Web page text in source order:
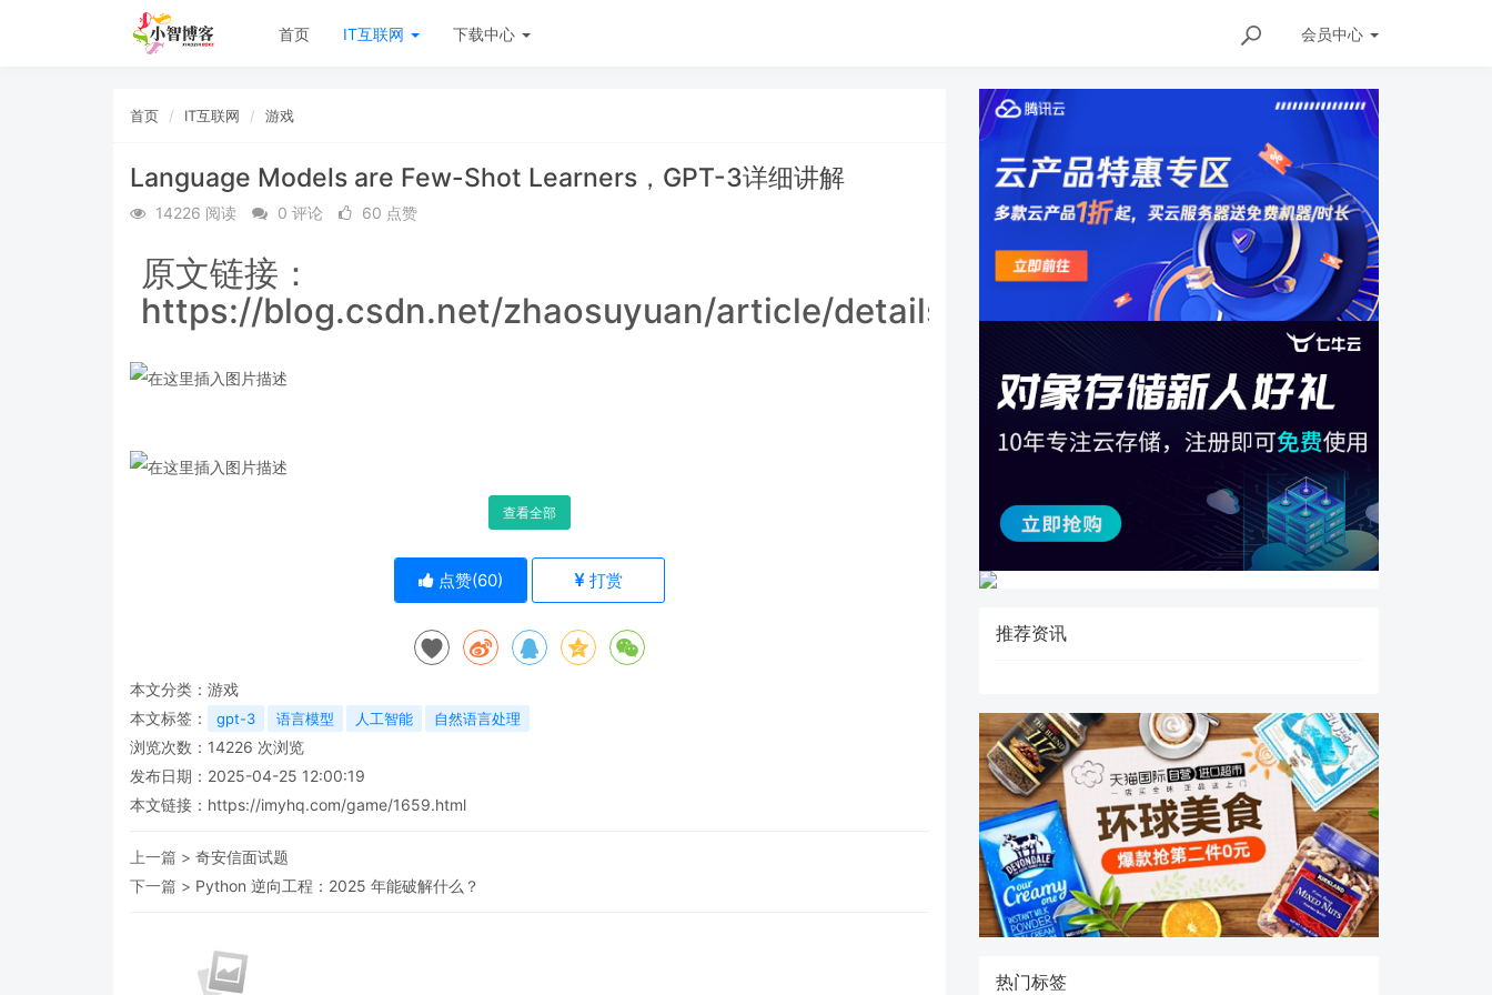
首页 IT互联网 下载中心 会员中心
首页 IT互联网 游戏
Language Models are Few-Shot Learners，GPT-3详细讲解
14226 阅读 0 评论 60 点赞
原文链接：
https://blog.csdn.net/zhaosuyuan/article/details/146257739
查看全部
点赞(60) 打赏
本文分类： 游戏
本文标签：
gpt-3 语言模型 人工智能 自然语言处理
浏览次数： 14226 次浏览
发布日期：2025-04-25 12:00:19
本文链接： https://imyhq.com/game/1659.html
上一篇 > 奇安信面试题
下一篇 > Python 逆向工程：2025 年能破解什么？
推荐资讯
热门标签